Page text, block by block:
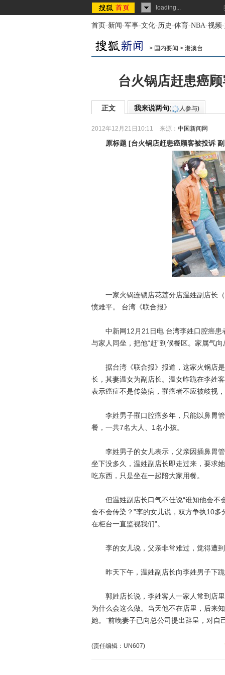
loading...
首页-新闻-军事-文化-历史-体育-NBA-视频-
> 国内要闻 > 港澳台
台火锅店赶患癌
正文 我来说两句( 人参与)
2012年12月21日10:11 来源： 中国新闻网
原标题 [台火锅店赶患癌顾客被投诉
一家火锅连锁店花莲分店温姓副店长（
愤难平。 台湾《联合报》
中新网12月21日电 台湾李姓口腔癌患
与家人同坐，把他“赶”到候餐区。家属气
据台湾《联合报》报道，这家火锅店是
长，其妻温女为副店长。温女昨跪在李姓
表示癌症不是传染病，罹癌者不应被歧视
李姓男子罹口腔癌多年，只能以鼻胃管
餐，一共7名大人、1名小孩。
李姓男子的女儿表示，父亲因插鼻胃管
坐下没多久，温姓副店长即走过来，要求
吃东西，只是坐在一起陪大家用餐。
但温姓副店长口气不佳说“谁知他会不
会不会传染？”李的女儿说，双方争执10
在柜台一直监视我们”。
李的女儿说，父亲非常难过，觉得遭到
昨天下午，温姓副店长向李姓男子下跪
郭姓店长说，李姓客人一家人常到店里
为什么会这么做。当天他不在店里，后来
她。”前晚妻子已向总公司提出辞呈，对自
(责任编辑：UN607)